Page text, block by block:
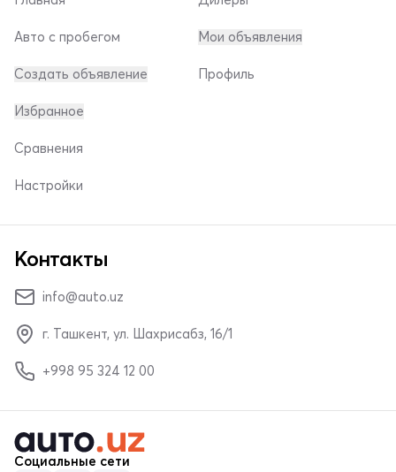
Авто с пробегом
Создать объявление
Мои объявления
Профиль
Избранное
Сравнения
Настройки
Контакты
info@auto.uz
г. Ташкент, ул. Шахрисабз, 16/1
+998 95 324 12 00
Социальные сети